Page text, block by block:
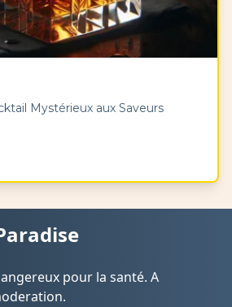
Mystérieux aux Saveurs
pour la santé. A